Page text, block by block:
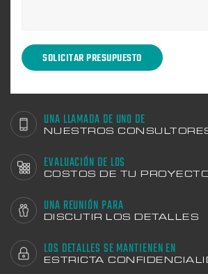
UNA LLAMADA DE UNO DE
NUESTROS
EVALUACIÓN DE LOS
COSTOS DE TU
UNA REUNIÓN PARA
DISCUTIR LOS DETALLES
LOS DETALLES SE MANTIENEN EN
ESTRICTA